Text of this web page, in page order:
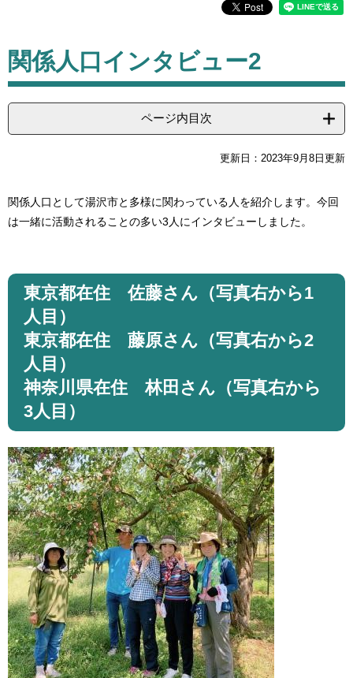
文
関係人口インタビュー2
ページ内目次
更新日：2023年9月8日更新
関係人口として湯沢市と多様に関わっている人を紹介します。今回
は一緒に活動されることの多い3人にインタビューしました。
東京都在住 佐藤さん（写真右から1
人目）
東京都在住 藤原さん（写真右から2
人目）
神奈川県在住 林田さん（写真右から
3人目）